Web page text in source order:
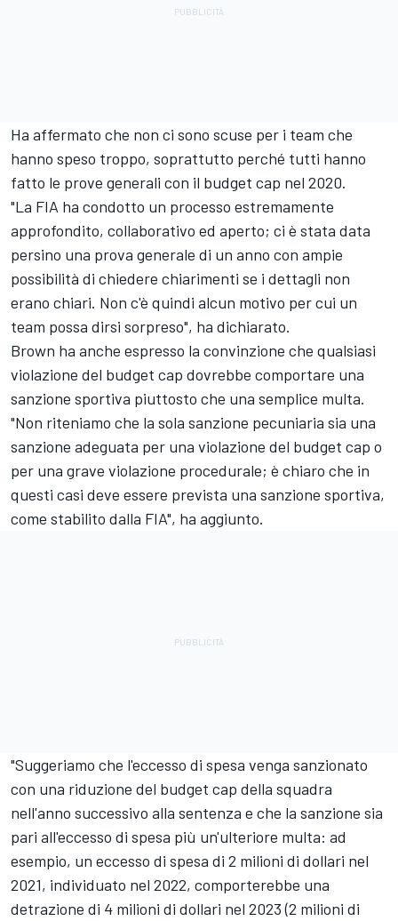
Ha affermato che non ci sono scuse per i team che
hanno speso troppo, soprattutto perché tutti hanno
fatto le prove generali con il budget cap nel 2020.
"La FIA ha condotto un processo estremamente
approfondito, collaborativo ed aperto; ci è stata data
persino una prova generale di un anno con ampie
possibilità di chiedere chiarimenti se i dettagli non
erano chiari. Non c'è quindi alcun motivo per cui un
team possa dirsi sorpreso", ha dichiarato.
Brown ha anche espresso la convinzione che qualsiasi
violazione del budget cap dovrebbe comportare una
sanzione sportiva piuttosto che una semplice multa.
"Non riteniamo che la sola sanzione pecuniaria sia una
sanzione adeguata per una violazione del budget cap o
per una grave violazione procedurale; è chiaro che in
questi casi deve essere prevista una sanzione sportiva,
come stabilito dalla FIA", ha aggiunto.
"Suggeriamo che l'eccesso di spesa venga sanzionato
con una riduzione del budget cap della squadra
nell'anno successivo alla sentenza e che la sanzione sia
pari all'eccesso di spesa più un'ulteriore multa: ad
esempio, un eccesso di spesa di 2 milioni di dollari nel
2021, individuato nel 2022, comporterebbe una
detrazione di 4 milioni di dollari nel 2023 (2 milioni di